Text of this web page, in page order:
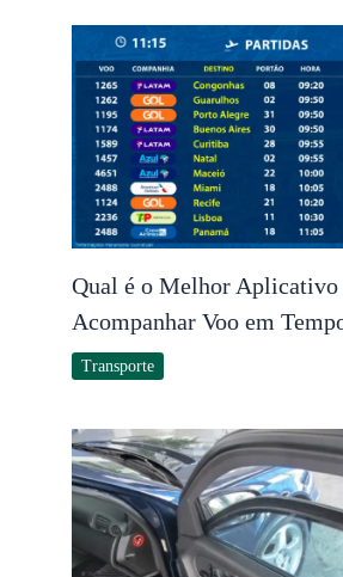
Qual é o Melhor Aplicativo
Acompanhar Voo em
Transporte